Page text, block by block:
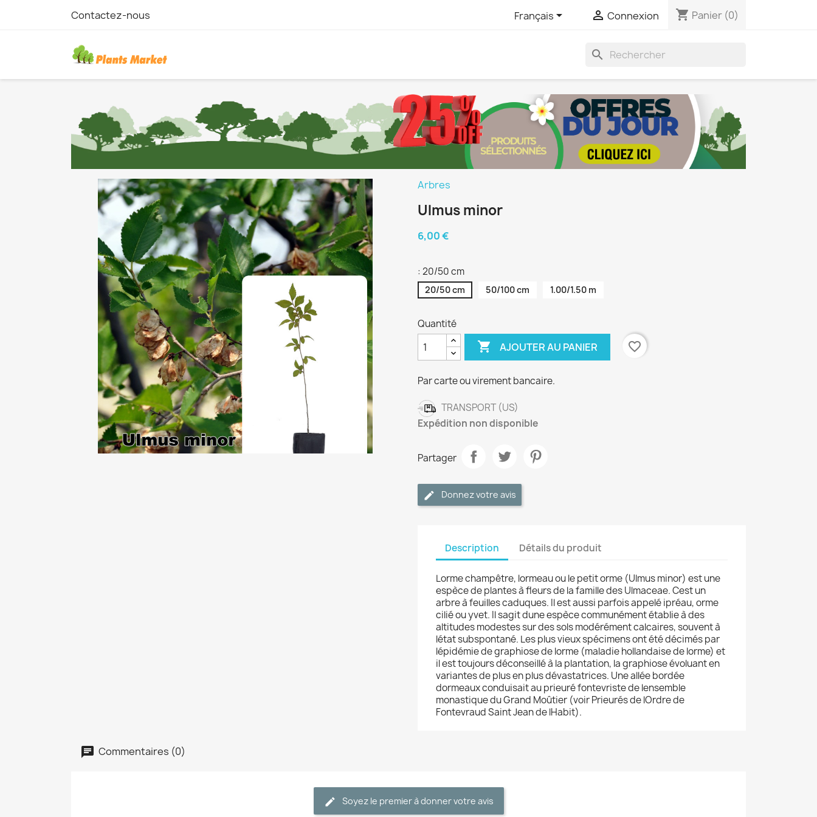
Contactez-nous Français  Connexion shopping_cart Panier (0)
search
Arbres
Ulmus minor
6,00 €
: 20/50 cm
20/50 cm 50/100 cm 1.00/1.50 m
Quantité
 AJOUTER AU PANIER favorite_border
Par carte ou virement bancaire.
TRANSPORT (US)
Expédition non disponible
Partager
Donnez votre avis
Description Détails du produit
Lorme champêtre, lormeau ou le petit orme (Ulmus minor) est une
espèce de plantes à fleurs de la famille des Ulmaceae. Cest un
arbre à feuilles caduques. Il est aussi parfois appelé ipréau, orme
cilié ou yvet. Il sagit dune espèce communément établie à des
altitudes modestes sur des sols modérément calcaires, souvent à
létat subspontané. Les plus vieux spécimens ont été décimés par
lépidémie de graphiose de lorme (maladie hollandaise de lorme) et
il est toujours déconseillé à la plantation, la graphiose évoluant en
variantes de plus en plus dévastatrices. Une allée bordée
dormeaux conduisait au prieuré fontevriste de lensemble
monastique du Grand Moûtier (voir Prieurés de lOrdre de
Fontevraud Saint Jean de lHabit).
Commentaires (0)
Soyez le premier à donner votre avis